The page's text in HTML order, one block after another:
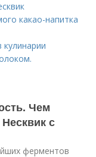
какао-напитка
кулинарии
Чем
с
ферментов